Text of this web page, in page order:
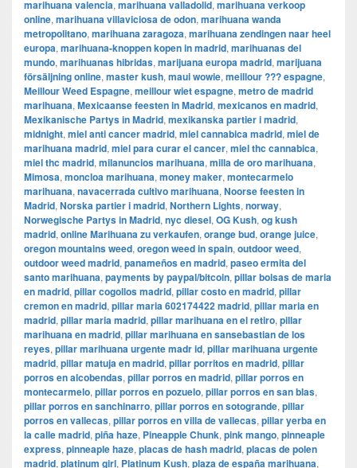
marihuana valencia, marihuana valladolid, marihuana verkoop
online, marihuana villaviciosa de odon, marihuana wanda
metropolitano, marihuana zaragoza, marihuana zendingen naar heel
europa, marihuana-knoppen kopen in madrid, marihuanas del
mundo, marihuanas hibridas, marijuana europa madrid, marijuana
försäljning online, master kush, maui wowie, meillour ??? espagne,
Meillour Weed Espagne, meillour wiet espagne, metro de madrid
marihuana, Mexicaanse feesten in Madrid, mexicanos en madrid,
Mexikanische Partys in Madrid, mexikanska partier i madrid,
midnight, miel anti cancer madrid, miel cannabica madrid, miel de
marihuana madrid, miel para curar el cancer, miel thc cannabica,
miel thc madrid, milanuncios marihuana, milla de oro marihuana,
Mimosa, moncloa marihuana, money maker, montecarmelo
marihuana, navacerrada cultivo marihuana, Noorse feesten in
Madrid, Norska partier i madrid, Northern Lights, norway,
Norwegische Partys in Madrid, nyc diesel, OG Kush, og kush
madrid, online Marihuana zu verkaufen, orange bud, orange juice,
oregon mountains weed, oregon weed in spain, outdoor weed,
outdoor weed madrid, panameños en madrid, paseo ermita del
santo marihuana, payments by paypal/bitcoin, pillar bolsas de maria
en madrid, pillar cogollos madrid, pillar costo en madrid, pillar
cremon en madrid, pillar maria 602174422 madrid, pillar maria en
madrid, pillar maria madrid, pillar marihuana en el retiro, pillar
marihuana en madrid, pillar marihuana en sansebastian de los
reyes, pillar marihuana urgente madr id, pillar marihuana urgente
madrid, pillar matuja en madrid, pillar porritos en madrid, pillar
porros en alcobendas, pillar porros en madrid, pillar porros en
montecarmelo, pillar porros en pozuelo, pillar porros en san blas,
pillar porros en sanchinarro, pillar porros en sotogrande, pillar
porros en vallecas, pillar porros en villa de vallecas, pillar yerba en
la calle madrid, piña haze, Pineapple Chunk, pink mango, pinneaple
express, pinneaple haze, placas de hash madrid, placas de polen
madrid, platinum girl, Platinum Kush, plaza de españa marihuana,